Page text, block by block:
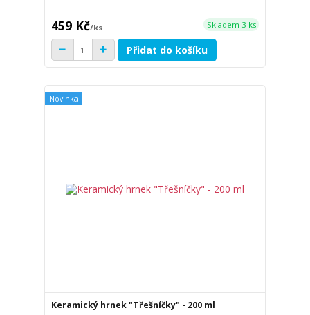
459 Kč/ks Skladem 3 ks
Přidat do košíku
Novinka
Keramický hrnek "Třešníčky" - 200 ml